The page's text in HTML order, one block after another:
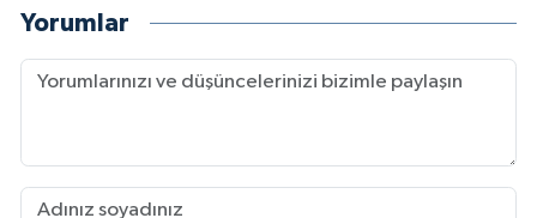
Yorumlar